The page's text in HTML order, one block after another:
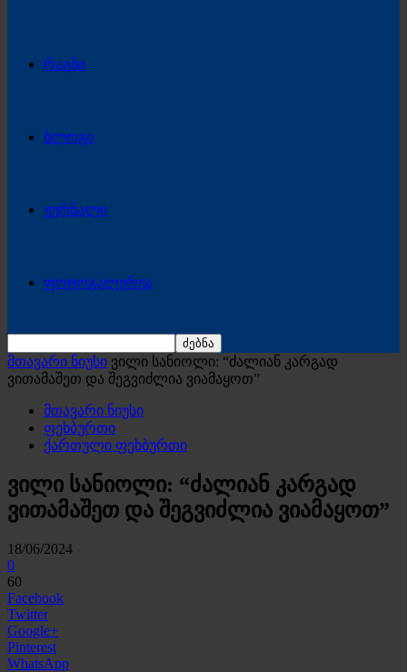
რაგბი
ბლოგი
ჟურნალი
ფოტოგალერეა
მთავარი ნიუსი ვილი სანიოლი: “ძალიან კარგად
ვითამაშეთ და შეგვიძლია ვიამაყოთ”
მთავარი ნიუსი
ფეხბურთი
ქართული ფეხბურთი
ვილი სანიოლი: “ძალიან კარგად
ვითამაშეთ და შეგვიძლია ვიამაყოთ”
18/06/2024
0
60
Facebook
Twitter
Google+
Pinterest
WhatsApp